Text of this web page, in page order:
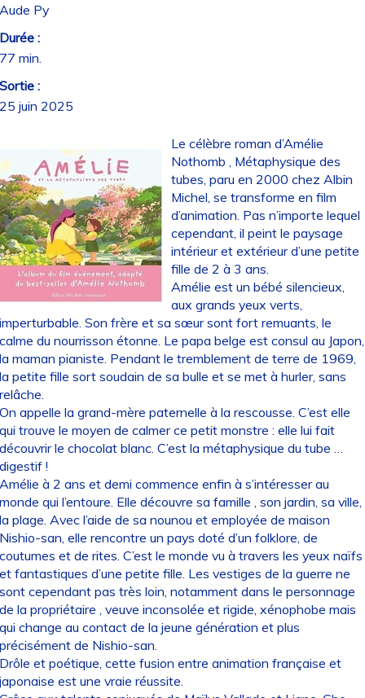
Py
:
min.
:
juin 2025
Le célèbre roman d’Amélie
Nothomb , Métaphysique des
tubes, paru en 2000 chez Albin
Michel, se transforme en film
d’animation. Pas n’importe lequel
cependant, il peint le paysage
intérieur et extérieur d’une petite
fille de 2 à 3 ans.
Amélie est un bébé silencieux,
aux grands yeux verts,
Son frère et sa sœur sont fort remuants, le
du nourrisson étonne. Le papa belge est consul au Japon,
maman pianiste. Pendant le tremblement de terre de 1969,
petite fille sort soudain de sa bulle et se met à hurler, sans
appelle la grand-mère paternelle à la rescousse. C’est elle
trouve le moyen de calmer ce petit monstre : elle lui fait
le chocolat blanc. C’est la métaphysique du tube …
!
à 2 ans et demi commence enfin à s’intéresser au
qui l’entoure. Elle découvre sa famille , son jardin, sa ville,
plage. Avec l’aide de sa nounou et employée de maison
san, elle rencontre un pays doté d’un folklore, de
et de rites. C’est le monde vu à travers les yeux naïfs
fantastiques d’une petite fille. Les vestiges de la guerre ne
cependant pas très loin, notamment dans le personnage
la propriétaire , veuve inconsolée et rigide, xénophobe mais
change au contact de la jeune génération et plus
de Nishio-san.
et poétique, cette fusion entre animation française et
est une vraie réussite.